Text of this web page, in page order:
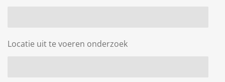
Locatie uit te voeren onderzoek